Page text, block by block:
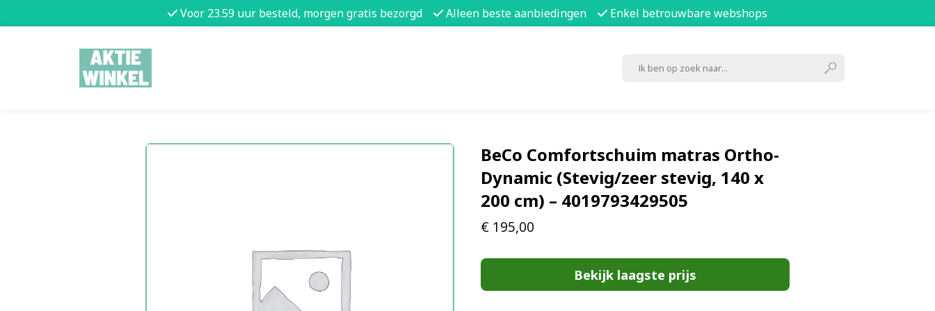
Voor 23.59 uur besteld, morgen gratis bezorgd Alleen beste aanbiedingen Enkel betrouwbare webshops
BeCo Comfortschuim matras Ortho-
Dynamic (Stevig/zeer stevig, 140 x
200 cm) – 4019793429505
€ 195,00
Bekijk laagste prijs